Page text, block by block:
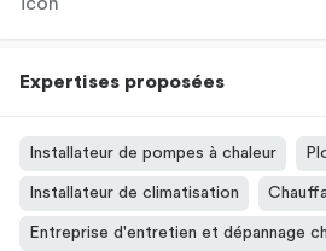
Expertises proposées
Installateur de pompes à chaleur
Installateur de climatisation
Entreprise d'entretien et dépannage